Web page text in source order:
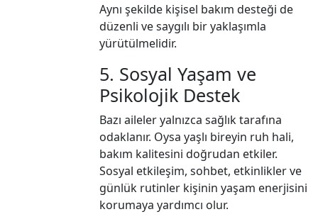
Aynı şekilde kişisel bakım desteği de
düzenli ve saygılı bir yaklaşımla
yürütülmelidir.
5. Sosyal Yaşam ve
Psikolojik Destek
Bazı aileler yalnızca sağlık tarafına
odaklanır. Oysa yaşlı bireyin ruh hali,
bakım kalitesini doğrudan etkiler.
Sosyal etkileşim, sohbet, etkinlikler ve
günlük rutinler kişinin yaşam enerjisini
korumaya yardımcı olur.